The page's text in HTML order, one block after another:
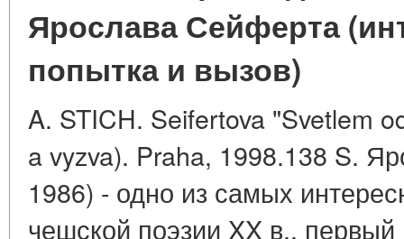
Ярослава Сейферта
попытка и вызов)
A. STICH. Seifertova "Svetlem
a vyzva). Praha, 1998.138 S.
1986) - одно из самых
чешской поэзии XX в., первый